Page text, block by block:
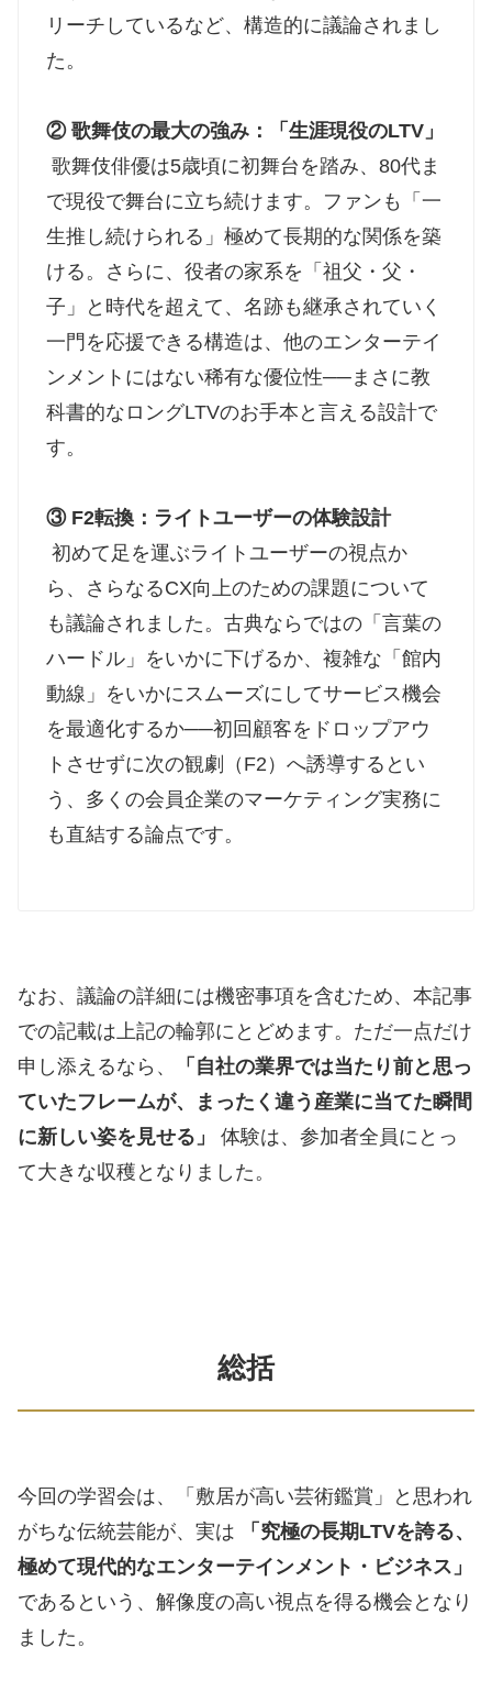
リーチしているなど、構造的に議論されまし
た。
② 歌舞伎の最大の強み：「生涯現役のLTV」
歌舞伎俳優は5歳頃に初舞台を踏み、80代ま
で現役で舞台に立ち続けます。ファンも「一
生推し続けられる」極めて長期的な関係を築
ける。さらに、役者の家系を「祖父・父・
子」と時代を超えて、名跡も継承されていく
一門を応援できる構造は、他のエンターテイ
ンメントにはない稀有な優位性──まさに教
科書的なロングLTVのお手本と言える設計で
す。
③ F2転換：ライトユーザーの体験設計
初めて足を運ぶライトユーザーの視点か
ら、さらなるCX向上のための課題について
も議論されました。古典ならではの「言葉の
ハードル」をいかに下げるか、複雑な「館内
動線」をいかにスムーズにしてサービス機会
を最適化するか──初回顧客をドロップアウ
トさせずに次の観劇（F2）へ誘導するとい
う、多くの会員企業のマーケティング実務に
も直結する論点です。
なお、議論の詳細には機密事項を含むため、本記事
での記載は上記の輪郭にとどめます。ただ一点だけ
申し添えるなら、
「自社の業界では当たり前と思っ
ていたフレームが、まったく違う産業に当てた瞬間
に新しい姿を見せる」
体験は、参加者全員にとっ
て大きな収穫となりました。
総括
今回の学習会は、「敷居が高い芸術鑑賞」と思われ
がちな伝統芸能が、実は
「究極の長期LTVを誇る、
極めて現代的なエンターテインメント・ビジネス」
であるという、解像度の高い視点を得る機会となり
ました。